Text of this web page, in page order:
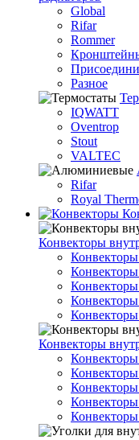
Global
Rifar
Rommer
Разное
IQWATT
Oventrop
Stout
VALTEC
Rifar
Royal
Конвекторы
Конвекторы